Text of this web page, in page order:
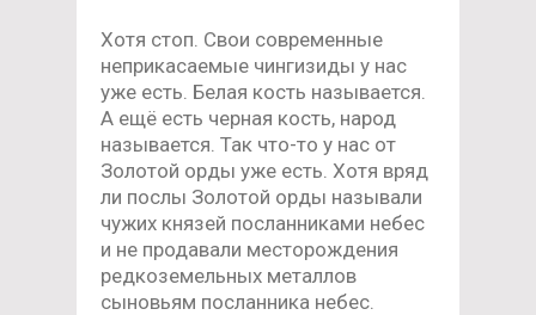
Хотя стоп. Свои современные
неприкасаемые чингизиды у нас
уже есть. Белая кость называется.
А ещё есть черная кость, народ
называется. Так что-то у нас от
Золотой орды уже есть. Хотя вряд
ли послы Золотой орды называли
чужих князей посланниками небес
и не продавали месторождения
редкоземельных металлов
сыновьям посланника небес.